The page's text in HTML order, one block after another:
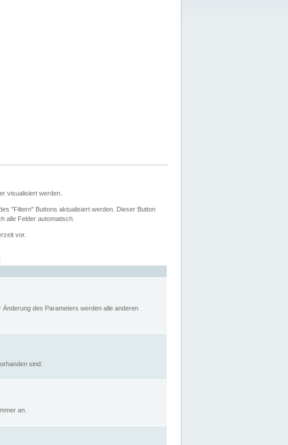
visualisiert werden.
"Filtern" Buttons aktualisiert werden. Dieser Button
alle Felder automatisch.
vor.
des Parameters werden alle anderen
sind.
an.